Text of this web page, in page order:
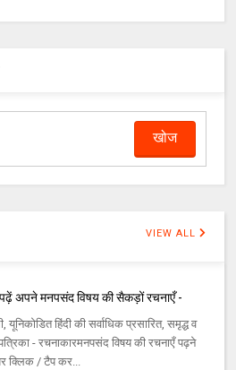
VIEW ALL
अपने मनपसंद विषय की सैकड़ों रचनाएँ -
यूनिकोडित हिंदी की सर्वाधिक प्रसारित, समृद्ध व
- रचनाकारमनपसंद विषय की रचनाएँ पढ़ने
क्लिक / टैप कर...